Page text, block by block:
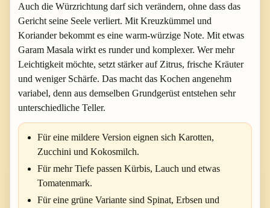
Auch die Würzrichtung darf sich verändern, ohne dass das
Gericht seine Seele verliert. Mit Kreuzkümmel und
Koriander bekommt es eine warm-würzige Note. Mit etwas
Garam Masala wirkt es runder und komplexer. Wer mehr
Leichtigkeit möchte, setzt stärker auf Zitrus, frische Kräuter
und weniger Schärfe. Das macht das Kochen angenehm
variabel, denn aus demselben Grundgerüst entstehen sehr
unterschiedliche Teller.
Für eine mildere Version eignen sich Karotten,
Zucchini und Kokosmilch.
Für mehr Tiefe passen Kürbis, Lauch und etwas
Tomatenmark.
Für eine grüne Variante sind Spinat, Erbsen und